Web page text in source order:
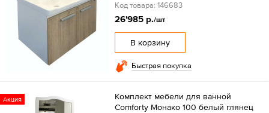
Код товара: 146683
26'985 р./шт
В корзину
Быстрая покупка
Акция
Комплект мебели для ванной
Comforty Монако 100 белый глянец